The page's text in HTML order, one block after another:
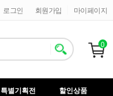
마이페이지
회원가입
로그인
0
특별기획전
할인상품